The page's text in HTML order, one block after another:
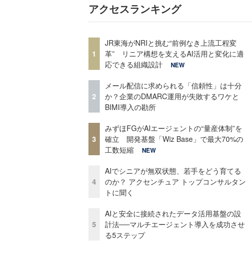
アクセスランキング
1
JR東海がNRIと挑む“前例なき上流工程変
革” リニア構想を支えるAI活用と変化に適
応できる組織設計
NEW
2
メール配信に求められる「信頼性」は十分
か？企業のDMARC運用が失敗するワケと
BIMI導入の勘所
3
みずほFGがAIエージェントの“量産体制”を
確立 開発基盤「Wiz Base」で最大70%の
工数短縮
NEW
4
AIでシニアが無双状態、若手をどう育てる
のか？ アクセンチュア トップコンサルタン
トに聞く
5
AIと安全に接続されたデータ活用基盤の設
計法──マルチエージェント導入を成功させ
る5ステップ